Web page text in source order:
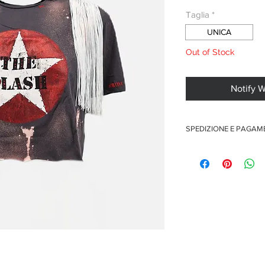
Taglia *
UNICA
Out of Stock
Notify
SPEDIZIONE E
Pagamenti sicuri con